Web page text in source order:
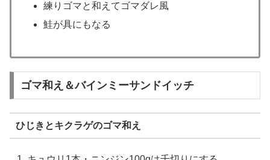
練りゴマと和えてゴマダレ風
鮭が具にもなる
ゴマ和え＆バインミーサンドイッチ
ひじきとキクラゲのゴマ和え